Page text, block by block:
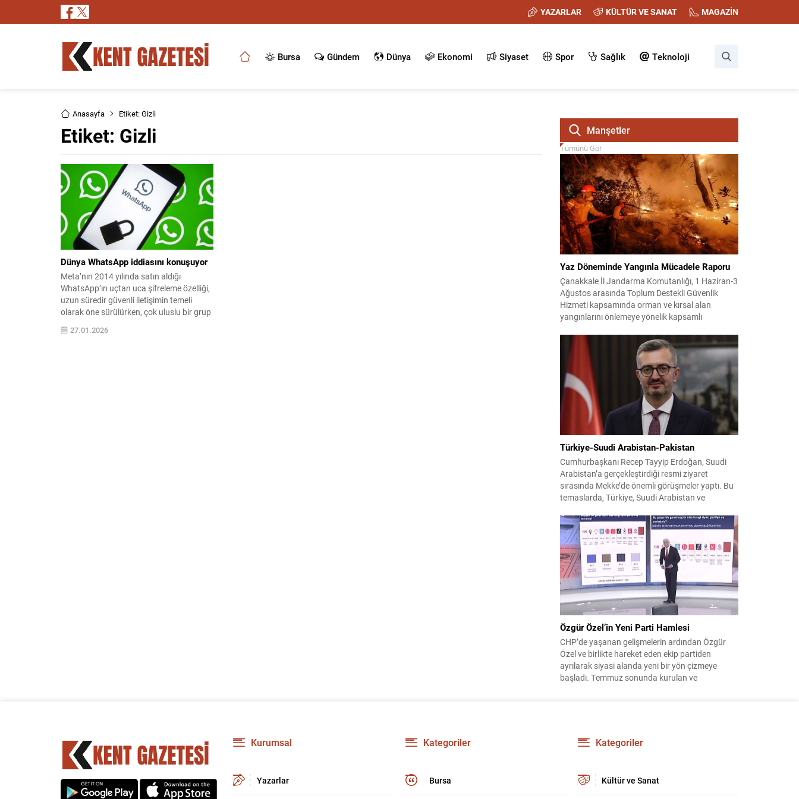
YAZARLAR KÜLTÜR VE SANAT MAGAZİN
Bursa Gündem Dünya Ekonomi Siyaset Spor Sağlık Teknoloji
Anasayfa Etiket: Gizli
Etiket: Gizli
Dünya WhatsApp iddiasını konuşuyor
Meta’nın 2014 yılında satın aldığı
WhatsApp’ın uçtan uca şifreleme özelliği,
uzun süredir güvenli iletişimin temeli
olarak öne sürülürken, çok uluslu bir grup
kullanıcı yazışmalarını 'gizli tutulmadığı'
iddiası ile San Francisco’da şirkete dava
27.01.2026
Manşetler
Tümünü Gör
Yaz Döneminde Yangınla Mücadele Raporu
Çanakkale İl Jandarma Komutanlığı, 1 Haziran-3
Ağustos arasında Toplum Destekli Güvenlik
Hizmeti kapsamında orman ve kırsal alan
yangınlarını önlemeye yönelik kapsamlı
görev yapan 178 tim ve 742 personel, sahada
aktif olarak halkı bilinçlendirdi ve denetim
faaliyetleri gerçekleştirdi. Faaliyetler esnasında
bin 315 biçerdöver ve balya...
Türkiye-Suudi Arabistan-Pakistan
Cumhurbaşkanı Recep Tayyip Erdoğan, Suudi
Arabistan’a gerçekleştirdiği resmi ziyaret
sırasında Mekke’de önemli görüşmeler yaptı. Bu
temaslarda, Türkiye, Suudi Arabistan ve
birliği çerçevesi oluşturuldu. Ziyaretin en somut
çıktısı, üç ülkenin imza attığı Mekke Ortak
Savunma Anlaşması oldu. Anlaşma; ortak
güvenlik yaklaşımıyla bölgesel barış, istikrar...
Özgür Özel’in Yeni Parti Hamlesi
CHP’de yaşanan gelişmelerin ardından Özgür
Özel ve birlikte hareket eden ekip partiden
ayrılarak siyasi alanda yeni bir yön çizmeye
başladı. Temmuz sonunda kurulan ve
bulduğu iddiaları gündemi...
Kurumsal
Yazarlar
Kategoriler
Bursa
Kategoriler
Kültür ve Sanat